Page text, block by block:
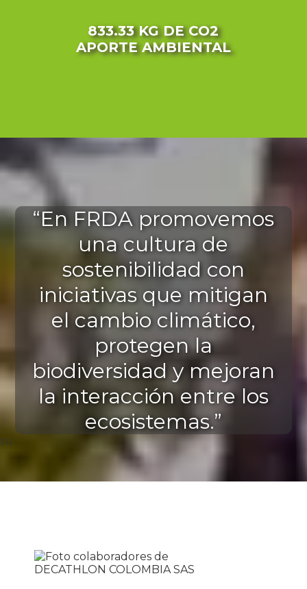
833.33 KGDE CO2
APORTE AMBIENTAL
“En FRDA promovemos
una cultura de
sostenibilidad con
iniciativas que mitigan
el cambio climático,
protegen la
biodiversidad y mejoran
la interacción entre los
ecosistemas.”
su